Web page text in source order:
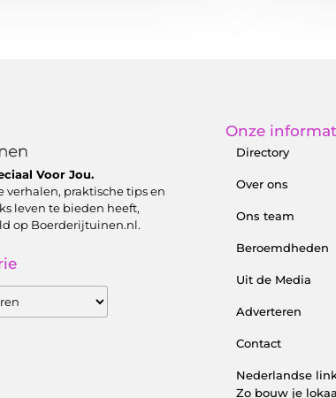
Voor Jou.
verhalen, praktische tips en
leven te bieden heeft,
op Boerderijtuinen.nl.
Onze
Directory
Over ons
Ons team
Beroemdheden
Uit de Media
Adverteren
Contact
Nederlandse
Zo bouw je